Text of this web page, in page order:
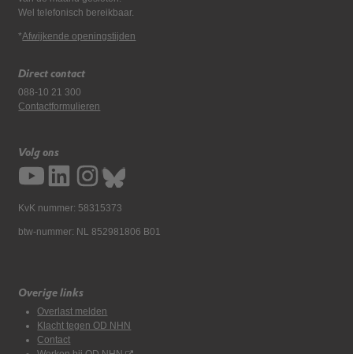
Wel telefonisch bereikbaar.
*Afwijkende openingstijden
Direct contact
088-10 21 300
Contactformulieren
Volg ons
KvK nummer: 58315373
btw-nummer: NL 852981806 B01
Overige links
Overlast melden
Klacht tegen OD NHN
Contact